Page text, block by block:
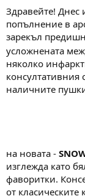
м
а
т
а
т
а
Здравейте! Днес
попълнение в
зарекъл
усложнената
няколко
консултативния
наличните
на новата -
изглежда като
фаворитки.
от